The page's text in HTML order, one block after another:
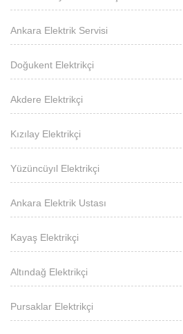
Ankara Elektrik Servisi
Doğukent Elektrikçi
Akdere Elektrikçi
Kızılay Elektrikçi
Yüzüncüyıl Elektrikçi
Ankara Elektrik Ustası
Kayaş Elektrikçi
Altındağ Elektrikçi
Pursaklar Elektrikçi